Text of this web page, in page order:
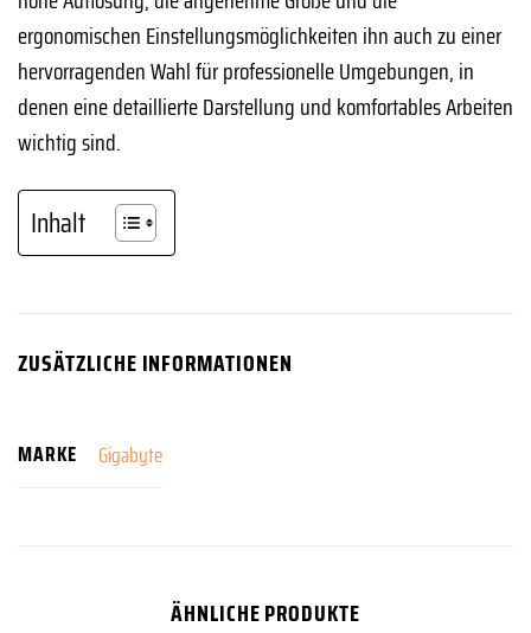
ergonomischen Einstellungsmöglichkeiten ihn auch zu einer
hervorragenden Wahl für professionelle Umgebungen, in
denen eine detaillierte Darstellung und komfortables Arbeiten
wichtig sind.
Inhalt
ZUSÄTZLICHE INFORMATIONEN
MARKE Gigabyte
ÄHNLICHE PRODUKTE